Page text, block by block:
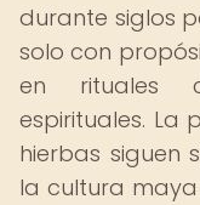
durante siglos
solo con
en rituales
espirituales. La
hierbas siguen
la cultura